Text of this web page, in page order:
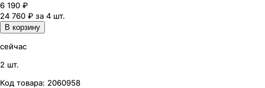
6 190 ₽
24 760 ₽ за 4 шт.
В корзину
сейчас
2 шт.
Код товара: 2060958